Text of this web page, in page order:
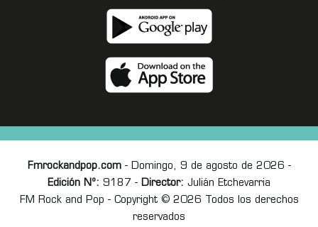
Fmrockandpop.com- Domingo, 9 de agosto de 2026 -
Edición Nº: 9187 - Director: Julián Etchevarria
FM Rock and Pop - Copyright © 2026 Todos los derechos
reservados